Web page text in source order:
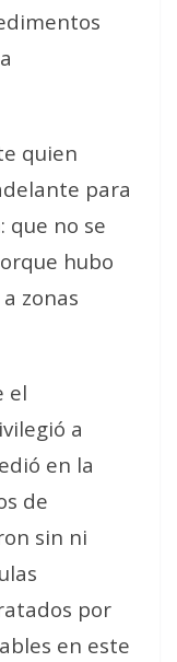
quien
para
que no se
hubo
zonas
el
a
en la
de
sin ni
por
en este